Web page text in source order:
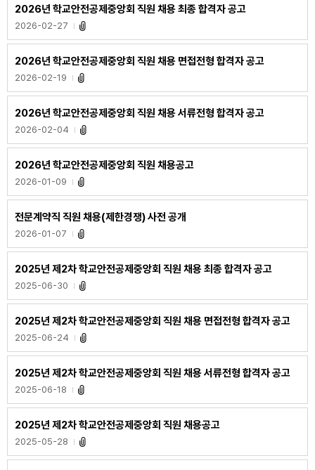
2026년 학교안전공제중앙회 직원 채용 최종 합격자 공고
2026-02-27
2026년 학교안전공제중앙회 직원 채용 면접전형 합격자 공고
2026-02-19
2026년 학교안전공제중앙회 직원 채용 서류전형 합격자 공고
2026-02-04
2026년 학교안전공제중앙회 직원 채용공고
2026-01-09
전문계약직 직원 채용(제한경쟁) 사전 공개
2026-01-07
2025년 제2차 학교안전공제중앙회 직원 채용 최종 합격자 공고
2025-06-30
2025년 제2차 학교안전공제중앙회 직원 채용 면접전형 합격자 공고
2025-06-24
2025년 제2차 학교안전공제중앙회 직원 채용 서류전형 합격자 공고
2025-06-18
2025년 제2차 학교안전공제중앙회 직원 채용공고
2025-05-28